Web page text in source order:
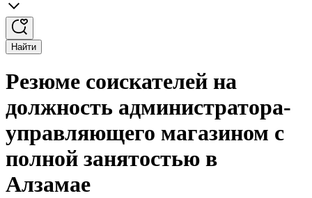
Найти
Резюме соискателей на
должность администратора-
управляющего магазином с
полной занятостью в
Алзамае